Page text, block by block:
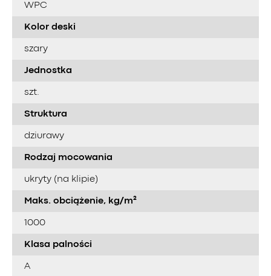
WPC
Kolor deski
szary
Jednostka
szt.
Struktura
dziurawy
Rodzaj mocowania
ukryty (na klipie)
Maks. obciążenie, kg/m²
1000
Klasa palności
A